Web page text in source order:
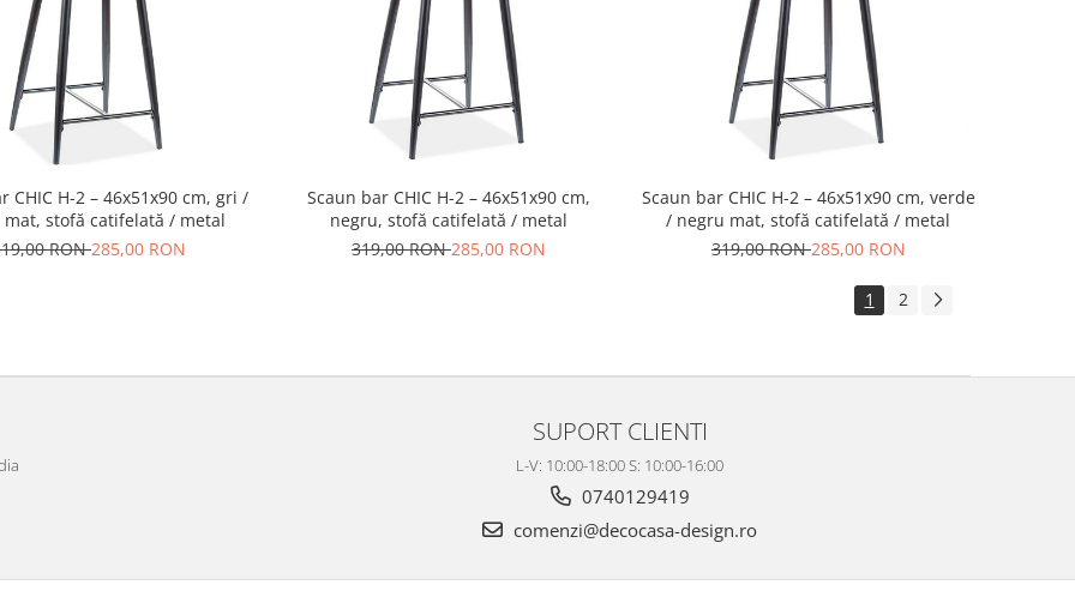
CHIC H-2 – 46x51x90 cm, gri /
stofă catifelată / metal
RON285,00 RON
Scaun bar CHIC H-2 – 46x51x90 cm,
negru, stofă catifelată / metal
319,00 RON285,00 RON
Scaun bar CHIC H-2 – 46x51x90 cm, verde
/ negru mat, stofă catifelată / metal
319,00 RON285,00 RON
1 2
SUPORT CLIENTI
L-V: 10:00-18:00 S: 10:00-16:00
0740129419
comenzi@decocasa-design.ro